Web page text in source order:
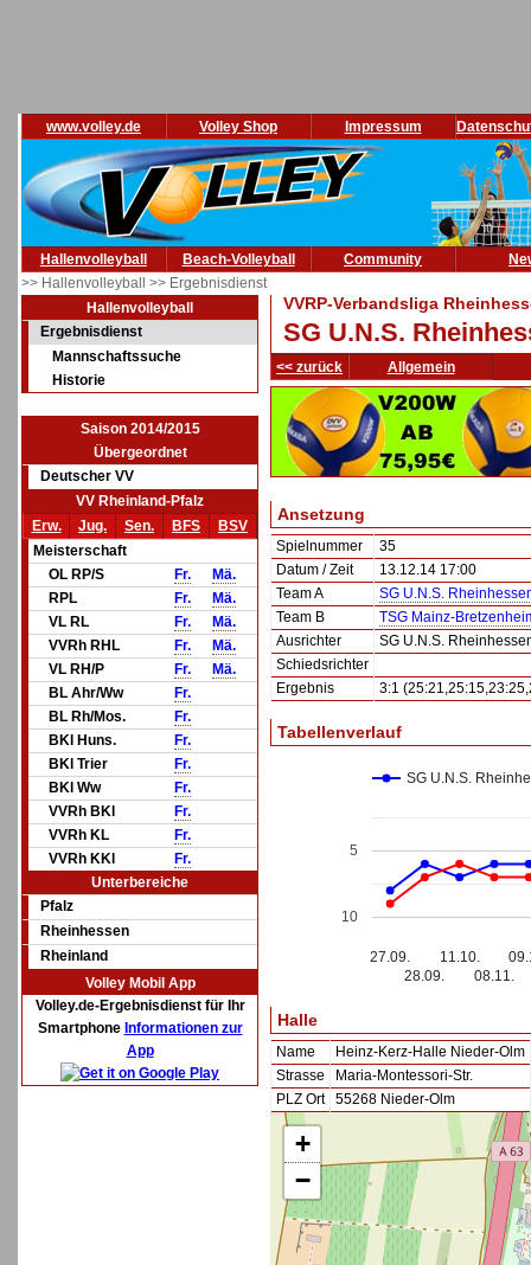
www.volley.de Volley Shop Impressum
Hallenvolleyball Beach-Volleyball Community
>> Hallenvolleyball >> Ergebnisdienst
Hallenvolleyball
Ergebnisdienst
Mannschaftssuche
Historie
Saison 2014/2015
Übergeordnet
Deutscher VV
VV Rheinland-Pfalz
Erw.
Jug. Sen. BFS
BSV
Meisterschaft
OL RP/S
Fr.
Mä.
RPL
Fr.
Mä.
VL RL
Fr.
Mä.
VVRh RHL
Fr.
Mä.
VL RH/P
Fr.
Mä.
BL Ahr/Ww
Fr.
BL Rh/Mos.
Fr.
BKl Huns.
Fr.
BKl Trier
Fr.
BKl Ww
Fr.
VVRh BKl
Fr.
VVRh KL
Fr.
VVRh KKl
Fr.
Unterbereiche
Pfalz
Rheinhessen
Rheinland
Volley Mobil App
Volley.de-Ergebnisdienst für Ihr
Smartphone Informationen zur
App
VVRP-Verbandsliga
SG U.N.S.
<< zurück Allgemein
Ansetzung
Spielnummer
35
Datum / Zeit
13.12.14 17:00
Team A
SG U.N.S.
Team B
TSG Mainz-
Ausrichter
SG U.N.S.
Schiedsrichter
Ergebnis
3:1
Tabellenverlauf
SG U.N.S.
27.09.
28.09.
11.10.
08.11.
5
10
Halle
Name
Heinz-Kerz-Halle Nieder-Olm
Strasse
Maria-Montessori-Str.
PLZ Ort
55268 Nieder-Olm
+
−